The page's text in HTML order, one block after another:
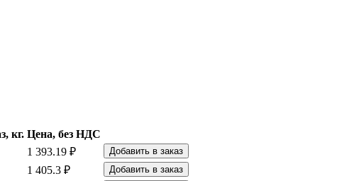
кг. Цена, без НДС
1 393.19 ₽ Добавить в заказ
1 405.3 ₽ Добавить в заказ